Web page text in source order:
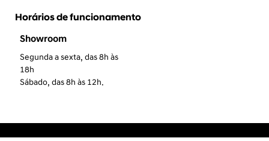
Horários de funcionamento
Showroom
Segunda a sexta, das 8h às
18h
Sábado, das 8h às 12h.